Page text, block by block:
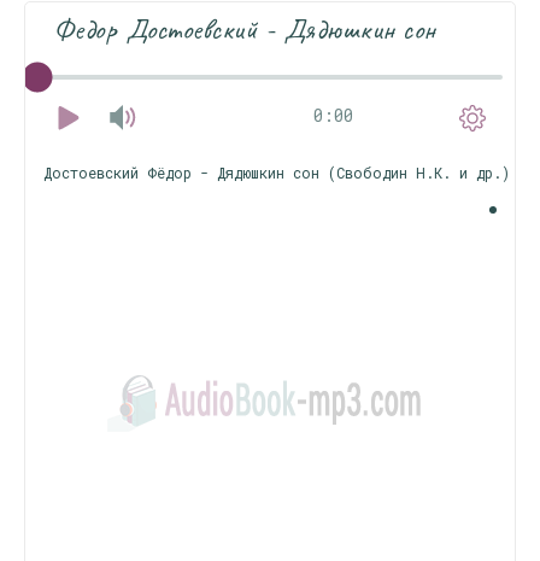
Федор Достоевский - Дядюшкин сон
0:00
Достоевский Фёдор - Дядюшкин сон (Свободин Н.К. и др.) -